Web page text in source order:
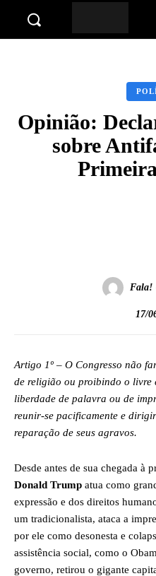
Opinião:
sobre
Fala!
17/
Artigo 1º – O Congresso não
de religião ou proibindo o livre
liberdade de palavra ou de
reunir-se pacificamente e
reparação de seus agravos.
Desde antes de sua chegada à
Donald Trump atua como
expressão e dos direitos
um tradicionalista, ataca a
por ele como desonesta e
assistência social, como o
governo, retirou o gigante